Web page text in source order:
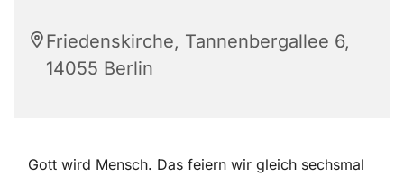
Friedenskirche, Tannenbergallee 6,
14055 Berlin
Gott wird Mensch. Das feiern wir gleich sechsmal